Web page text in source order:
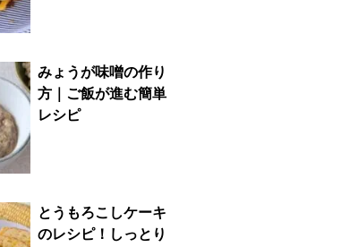
みょうが味噌の作り
方｜ご飯が進む簡単
レシピ
とうもろこしケーキ
のレシピ！しっとり